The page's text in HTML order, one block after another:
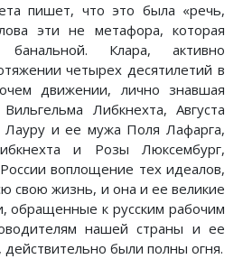
пишет, что это была «речь,
эти не метафора, которая
банальной. Клара, активно
четырех десятилетий в
движении, лично знавшая
Либкнехта, Августа
Лауру и ее мужа Поля Лафарга,
и Розы Люксембург,
воплощение тех идеалов,
свою жизнь, и она и ее великие
обращенные к русским рабочим
нашей страны и ее
были полны огня.